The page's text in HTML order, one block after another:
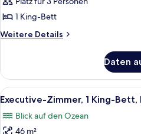
Bett,
(Deluxe
1 King-Bett
Weitere Details
Weitere
Zimmer,
1 King-
Bett,
(Deluxe
Plus)
Daten
Alle
Fotos
für
8
Executive-Zimmer, 1 King-
Blick auf den Ozean
46 m²